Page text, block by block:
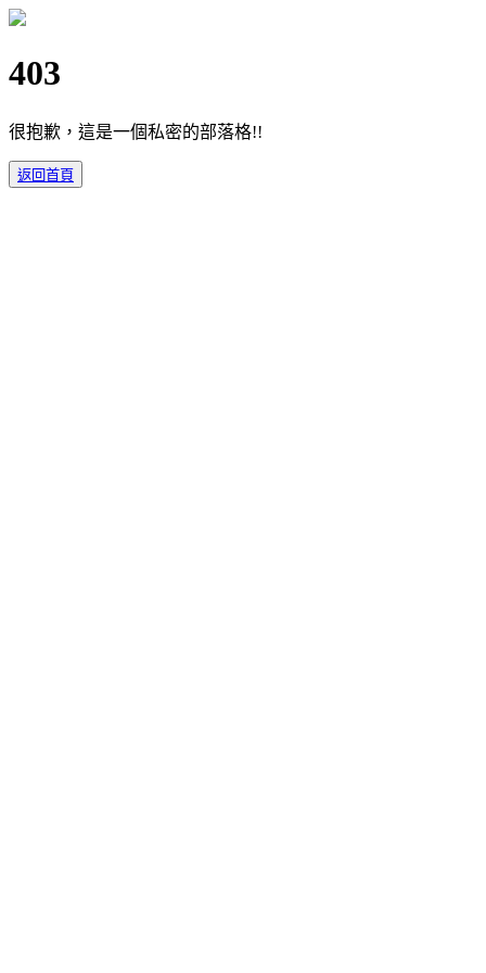
403
很抱歉，這是一個私密的部落格!!
返回首頁